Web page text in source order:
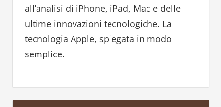
all’analisi di iPhone, iPad, Mac e delle
ultime innovazioni tecnologiche. La
tecnologia Apple, spiegata in modo
semplice.